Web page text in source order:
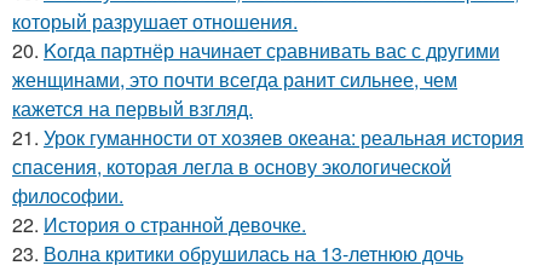
который разрушает отношения.
20. Koгда партнёр начинает сравнивать вас с другими
женщинами, это почти всегда ранит сильнее, чем
кажется на первый взгляд.
21. Урок гуманности от хозяев океана: реальная история
спасения, которая легла в основу экологической
философии.
22. История о странной девочке.
23. Волна критики обрушилась на 13-летнюю дочь